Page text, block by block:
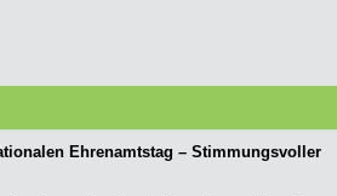
Ehrenamtstag – Stimmungsvoller